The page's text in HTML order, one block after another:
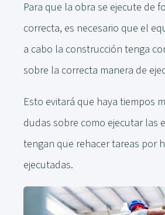
Para que la obra se ejecute de
correcta, es necesario que el
a cabo la construcción tenga
sobre la correcta manera de
Esto evitará que haya tiempos
dudas sobre como ejecutar las
tengan que rehacer tareas por
ejecutadas.